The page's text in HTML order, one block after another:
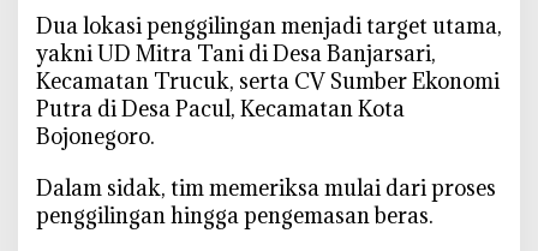
n
D
b
u
H
i
‎Dua lokasi penggilingan menjadi target utama,
yakni UD Mitra Tani di Desa Banjarsari,
Kecamatan Trucuk, serta CV Sumber Ekonomi
Putra di Desa Pacul, Kecamatan Kota
Bojonegoro.
‎Dalam sidak, tim memeriksa mulai dari proses
penggilingan hingga pengemasan beras.